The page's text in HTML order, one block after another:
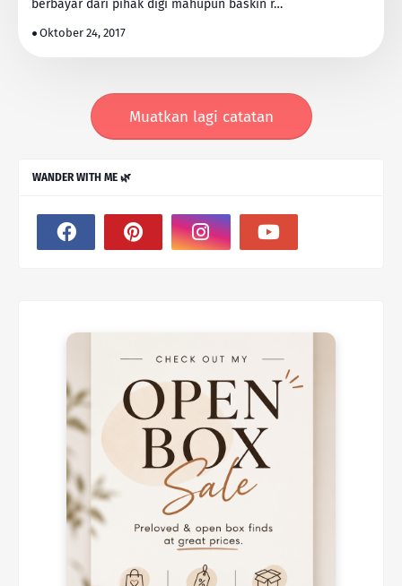
berbayar dari pihak digi mahupun baskin r…
Oktober 24, 2017
Muatkan lagi catatan
WANDER WITH ME 🌿